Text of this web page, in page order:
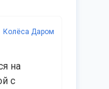
Колёса Даром
на
с